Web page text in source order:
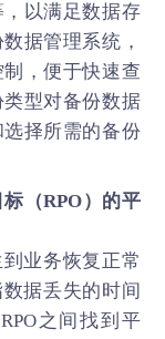
以满足数据存
据管理系统，
，便于快速查
型对备份数据
择所需的备份
（RPO）的平
业务恢复正常
据丢失的时间
之间找到平